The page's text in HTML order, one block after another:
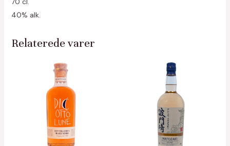
40% alk.
Relaterede varer